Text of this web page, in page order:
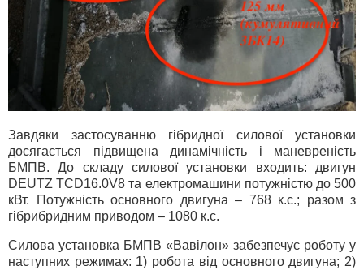
Завдяки застосуванню гібридної силової установки
досягається підвищена динамічність і маневреність
БМПВ. До складу силової установки входить: двигун
DEUTZ TCD16.0V8 та електромашини потужністю до 500
кВт. Потужність основного двигуна – 768 к.с.; разом з
гібрибридним приводом – 1080 к.с.
Силова установка БМПВ «Вавілон» забезпечує роботу у
наступних режимах: 1) робота від основного двигуна; 2)